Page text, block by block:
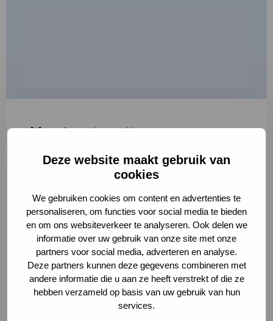
Deze website maakt gebruik van
cookies
We gebruiken cookies om content en advertenties te
personaliseren, om functies voor social media te bieden
en om ons websiteverkeer te analyseren. Ook delen we
informatie over uw gebruik van onze site met onze
partners voor social media, adverteren en analyse.
Deze partners kunnen deze gegevens combineren met
andere informatie die u aan ze heeft verstrekt of die ze
hebben verzameld op basis van uw gebruik van hun
services.
"*" geeft vereiste velden aan
2
Volledige omschrijving*